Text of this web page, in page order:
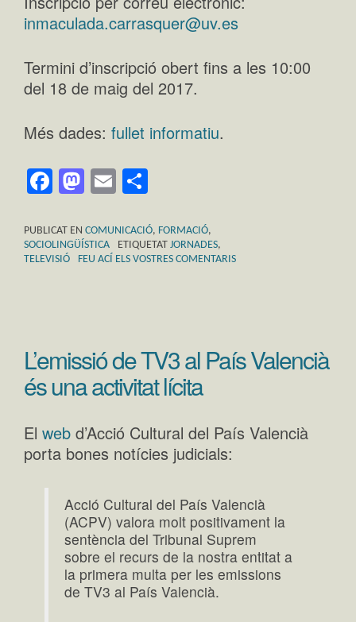
inmaculada.carrasquer@uv.es
Termini d’inscripció obert fins a les 10:00
del 18 de maig del 2017.
Més dades: fullet informatiu.
Facebook
Mastodon
Email
PUBLICAT EN COMUNICACIÓ, FORMACIÓ,
SOCIOLINGÜÍSTICA
ETIQUETAT JORNADES,
TELEVISIÓ
FEU ACÍ ELS VOSTRES COMENTARIS
L’emissió de TV3 al País Valencià
és una activitat lícita
El web d’Acció Cultural del País Valencià
porta bones notícies judicials:
Acció Cultural del País Valencià
(ACPV) valora molt positivament la
sentència del Tribunal Suprem
sobre el recurs de la nostra entitat a
la primera multa per les emissions
de TV3 al País Valencià.